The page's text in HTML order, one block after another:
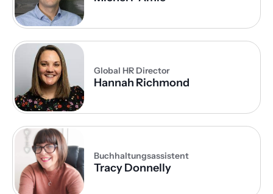
Global HR Director
Hannah Richmond
Buchhaltungsassistent
Tracy Donnelly